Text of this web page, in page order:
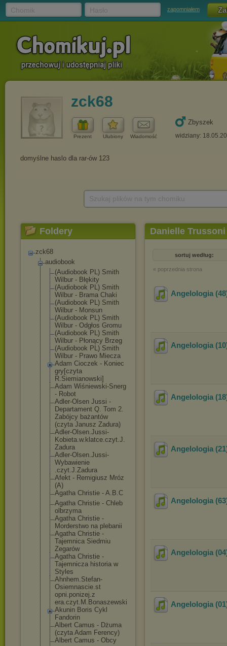
zapomniałem
zck68
Prezent Ulubiony Wiadomość
Zbyszek
widziany:
Foldery
zck68
audiobook
(Audiobook PL) Smith
Wilbur - Błękity
(Audiobook PL) Smith
Wilbur - Brama Chaki
(Audiobook PL) Smith
Wilbur - Monsun
(Audiobook PL) Smith
Wilbur - Odgłos Gromu
(Audiobook PL) Smith
Wilbur - Płonący Brzeg
(Audiobook PL) Smith
Wilbur - Prawo Miecza
Adam Cioczek - Koniec
gry[czyta
R.Siemianowski]
Adam Wiśniewski-Snerg
- Robot
Adler-Olsen Jussi -
Departament Q. Tom 2.
Zabójcy bażantów
(czyta Janusz Zadura)
Adler-Olsen.Jussi-
Kobieta.w. klatce.czyt.J.
Zadura
Adler-Olsen.Jussi-
Wybawienie
.czyt.J.Zadura
Afekt - Remigiusz Mróz
(A)
Agatha Christie - A.B.C
Agatha Christie - Chleb
olbrzyma
Agatha Christie -
Morderstwo na plebanii
Agatha Christie -
Tajemnica Siedmiu
Zegarów
Agatha Christie -
Tajemnicza historia w
Styles
Ahnhem.Stefan-
Osiemnascie.st
opni.ponizej.z
era.czyt.M.Bonaszewski
Akunin Boris Cykl
Fandorin
Albert Camus - Dżuma
(czyta Adam Ferency)
Albert Camus - Obcy
Danielle
sortuj według:
« poprzednia strona
Angelologia
Angelologia
Angelologia
Angelologia
Angelologia
Angelologia
Angelologia